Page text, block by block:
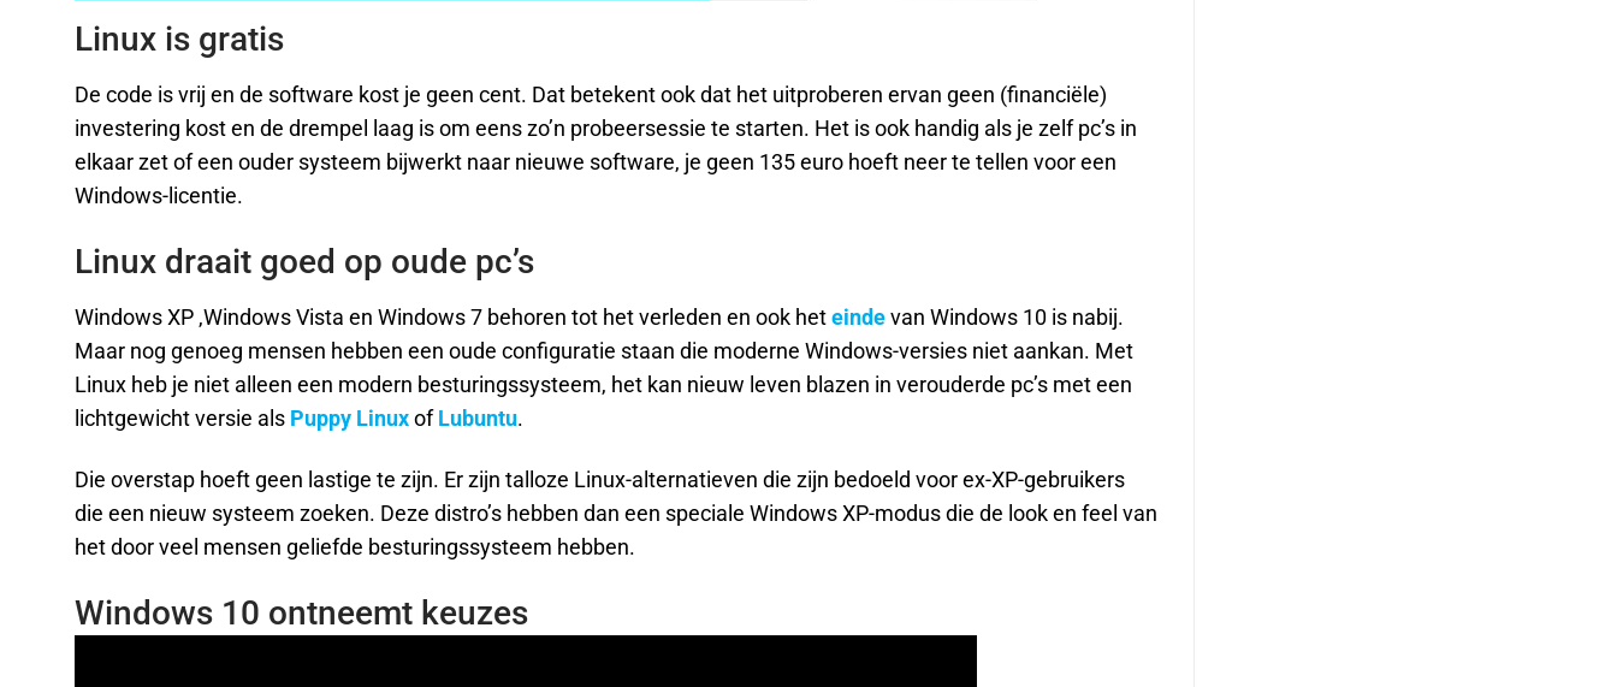
Linux is gratis
De code is vrij en de software kost je geen cent. Dat betekent ook dat het uitproberen ervan geen (financiële)
investering kost en de drempel laag is om eens zo’n probeersessie te starten. Het is ook handig als je zelf pc’s in
elkaar zet of een ouder systeem bijwerkt naar nieuwe software, je geen 135 euro hoeft neer te tellen voor een
Windows-licentie.
Linux draait goed op oude pc’s
Windows XP ,Windows Vista en Windows 7 behoren tot het verleden en ook het einde van Windows 10 is nabij.
Maar nog genoeg mensen hebben een oude configuratie staan die moderne Windows-versies niet aankan. Met
Linux heb je niet alleen een modern besturingssysteem, het kan nieuw leven blazen in verouderde pc’s met een
lichtgewicht versie als Puppy Linux of Lubuntu.
Die overstap hoeft geen lastige te zijn. Er zijn talloze Linux-alternatieven die zijn bedoeld voor ex-XP-gebruikers
die een nieuw systeem zoeken. Deze distro’s hebben dan een speciale Windows XP-modus die de look en feel van
het door veel mensen geliefde besturingssysteem hebben.
Windows 10 ontneemt keuzes